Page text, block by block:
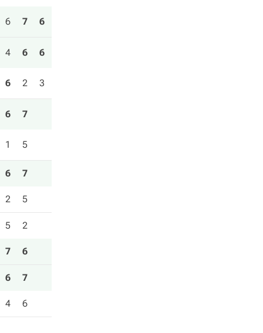
6 7 6
4 6 6
6 2 3
6 7
1 5
6 7
2 5
5 2
7 6
6 7
4 6